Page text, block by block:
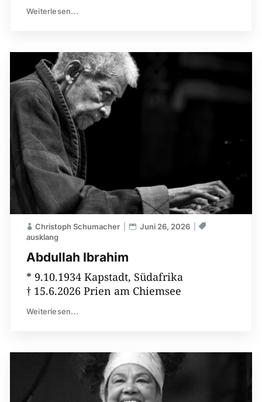
Weiterlesen...
Abdullah Ibrahim
Christoph Schumacher
Juni 26, 2026
ausklang
* 9.10.1934 Kapstadt, Südafrika
† 15.6.2026 Prien am Chiemsee
Weiterlesen...